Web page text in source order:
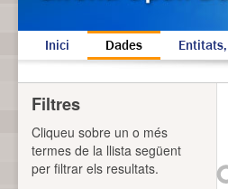
Inici Dades
Filtres
Cliqueu sobre un o més
termes de la llista següent
per filtrar els resultats.